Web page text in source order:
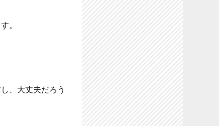
。
、大丈夫だろう